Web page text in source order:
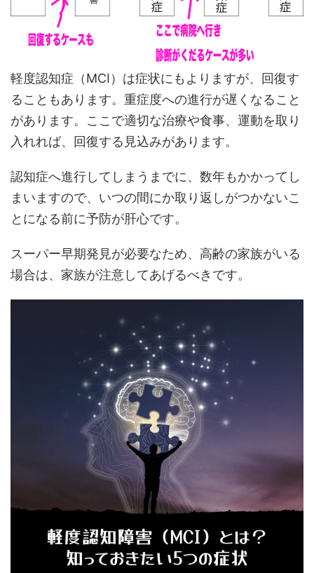
軽度認知症（MCI）は症状にもよりますが、回復す
ることもあります。重症度への進行が遅くなること
があります。ここで適切な治療や食事、運動を取り
入れれば、回復する見込みがあります。
認知症へ進行してしまうまでに、数年もかかってし
まいますので、いつの間にか取り返しがつかないこ
とになる前に予防が肝心です。
スーパー早期発見が必要なため、高齢の家族がいる
場合は、家族が注意してあげるべきです。